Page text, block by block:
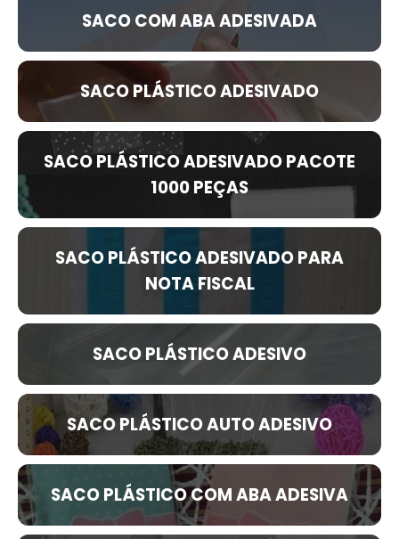
SACO COM ABA ADESIVADA
SACO PLÁSTICO ADESIVADO
SACO PLÁSTICO ADESIVADO PACOTE
1000 PEÇAS
SACO PLÁSTICO ADESIVADO PARA
NOTA FISCAL
SACO PLÁSTICO ADESIVO
SACO PLÁSTICO AUTO ADESIVO
SACO PLÁSTICO COM ABA ADESIVA